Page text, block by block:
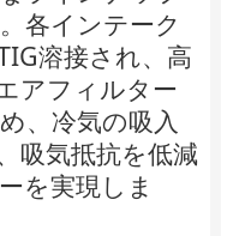
各インテーク
溶接され、高
アフィルター
、冷気の吸入
吸気抵抗を低減
を実現しま